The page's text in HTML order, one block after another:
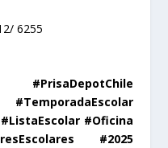
6255
#Oficina
#2025